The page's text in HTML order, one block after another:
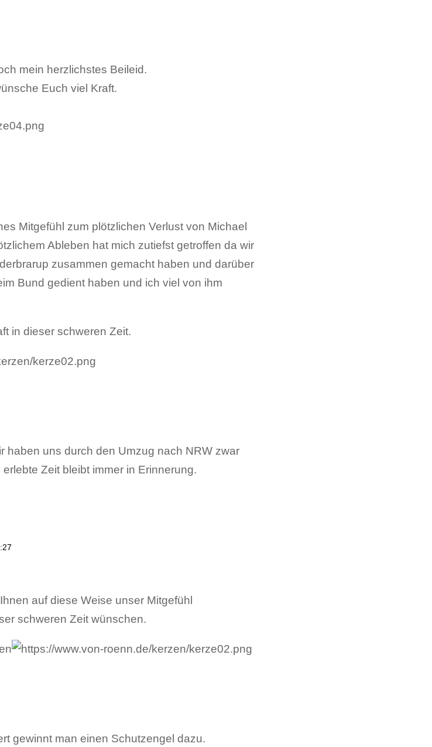
mein herzlichstes Beileid.
Euch viel Kraft.
Mitgefühl zum plötzlichen Verlust von Michael
Ableben hat mich zutiefst getroffen da wir
zusammen gemacht haben und darüber
Bund gedient haben und ich viel von ihm
in dieser schweren Zeit.
haben uns durch den Umzug nach NRW zwar
Zeit bleibt immer in Erinnerung.
auf diese Weise unser Mitgefühl
schweren Zeit wünschen.
gewinnt man einen Schutzengel dazu.